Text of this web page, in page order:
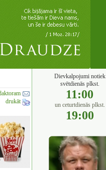
drukāt
Dievkalpojumi notiek
svētdienās plkst.
11:00
un ceturtdienās plkst.
19:00